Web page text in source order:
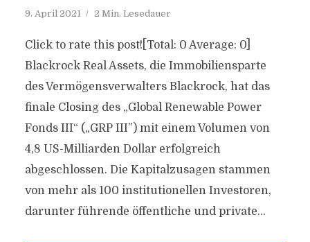
9. April 2021 2 Min. Lesedauer
Click to rate this post![Total: 0 Average: 0]
Blackrock Real Assets, die Immobiliensparte
des Vermögensverwalters Blackrock, hat das
finale Closing des „Global Renewable Power
Fonds III“ („GRP III”) mit einem Volumen von
4,8 US-Milliarden Dollar erfolgreich
abgeschlossen. Die Kapitalzusagen stammen
von mehr als 100 institutionellen Investoren,
darunter führende öffentliche und private...